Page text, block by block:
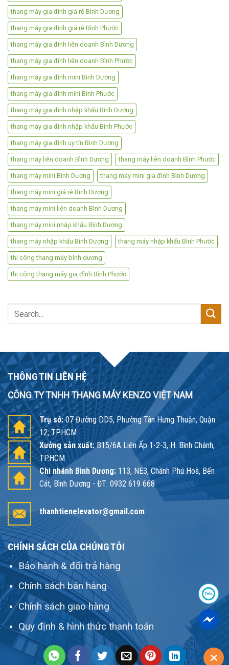
thang máy gia đình giá rẻ Bình Dương
thang máy gia đình giá rẻ Bình Phước
thang máy gia đình liên doanh Bình Dương
thang máy gia đình liên doanh Bình Phước
thang máy gia đình mini Bình Dương
thang máy gia đình mini Bình Phước
thang máy gia đình nhập khẩu Bình Dương
thang máy gia đình nhập khẩu Bình Phước
thang máy gia đình uy tín Bình Dương
thang máy liên doanh Bình Dương thang máy liên doanh Bình Phước
thang máy mini Bình Dương thang máy mini gia đình Bình Dương
thang máy mini giá rẻ Bình Dương
thang máy mini liên doanh Bình Dương
thang máy mini nhập khẩu Bình Dương
thang máy nhập khẩu Bình Dương thang máy nhập khẩu Bình Phước
thi công thang máy bình dương
thi công thang máy gia đình Bình Phước
Search
THÔNG TIN LIÊN HỆ
CÔNG TY TNHH THANG MÁY KENZO VIỆT NAM
Trụ sở:07 Đường DD5, Phường Tân Hưng Thuận, Quận
12, TP.HCM
Xưởng sản xuất:B15/6A Liên Ấp 1-2-3, H. Bình Chánh,
TP.HCM
Chi nhánh Bình Dương: 113, NE3, Chánh Phú Hoà, Bến
Cát, Bình Dương - ĐT: 0932 619 668
thanhtienelevator@gmail.com
CHÍNH SÁCH CỦA CHÚNG TÔI
Bảo hành & đổi trả hàng
Chính sách bán hàng
Chính sách giao hàng
Quy định & hình thức thanh toán